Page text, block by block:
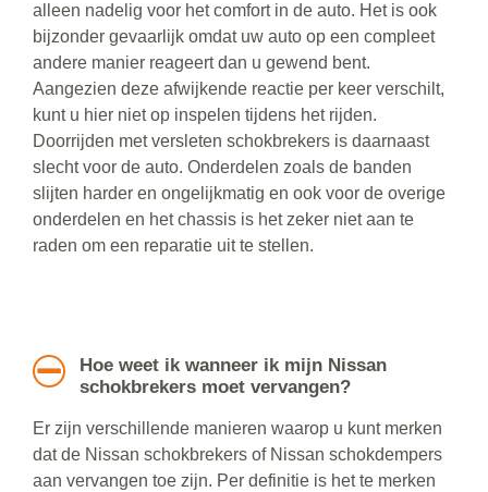
alleen nadelig voor het comfort in de auto. Het is ook
bijzonder gevaarlijk omdat uw auto op een compleet
andere manier reageert dan u gewend bent.
Aangezien deze afwijkende reactie per keer verschilt,
kunt u hier niet op inspelen tijdens het rijden.
Doorrijden met versleten schokbrekers is daarnaast
slecht voor de auto. Onderdelen zoals de banden
slijten harder en ongelijkmatig en ook voor de overige
onderdelen en het chassis is het zeker niet aan te
raden om een reparatie uit te stellen.
Hoe weet ik wanneer ik mijn Nissan
schokbrekers moet vervangen?
Er zijn verschillende manieren waarop u kunt merken
dat de Nissan schokbrekers of Nissan schokdempers
aan vervangen toe zijn. Per definitie is het te merken